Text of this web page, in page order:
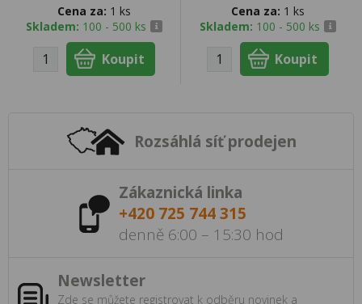
Cena za: 1 ks
Skladem: 100 - 500 ks
Cena za: 1 ks
Skladem: 100 - 500 ks
Rozsáhlá síť prodejen
Zákaznická linka
+420 725 744 315
denně 6:00 – 15:30 hod
Newsletter
Zde se můžete registrovat k odběru novinek a